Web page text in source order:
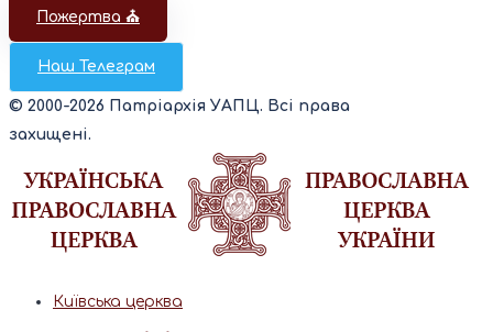
Пожертва ⛪️
Наш Телеграм
© 2000-2026 Патріархія УАПЦ. Всі права
захищені.
Київська церква